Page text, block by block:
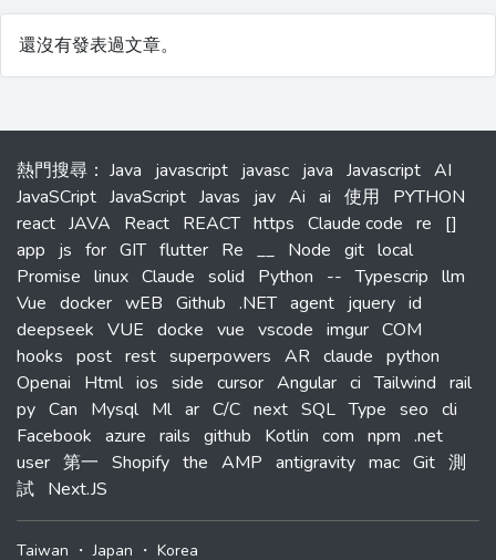
還沒有發表過文章。
熱門搜尋 ： Java javascript javasc java Javascript AI
JavaSCript JavaScript Javas jav Ai ai 使用
PYTHON
react JAVA React REACT https Claude code re
[]
app
js for GIT flutter Re __ Node git local
Promise linux Claude solid Python -- Typescrip llm
Vue docker wEB Github .NET agent jquery id
deepseek VUE docke vue vscode imgur COM
hooks post rest superpowers AR claude python
Openai
Html ios side cursor Angular ci Tailwind rail
py Can Mysql Ml ar C/C next SQL Type seo cli
Facebook azure rails github Kotlin com npm .net
user 第一 Shopify the AMP antigravity mac Git 測
試 Next.JS
Taiwan ・Japan ・ Korea